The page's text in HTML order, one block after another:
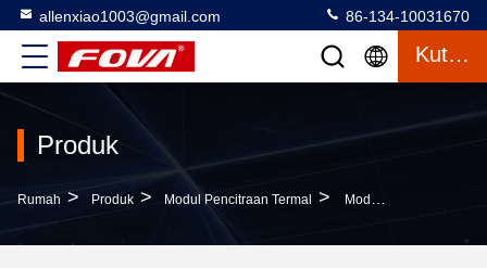
allenxiao1003@gmail.com 86-134-10031670
Kutipan
Produk
Rumah > Produk > Modul Pencitraan Termal > Modul Kamera Inframerah Miniatur Untuk UAV Produk U03 Jenis Lensa Tetap Untuk Deteksi Serbaguna Dan Komunikasi RS232